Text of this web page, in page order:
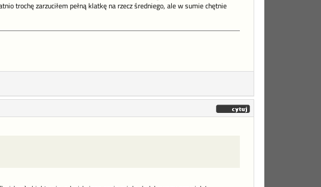
trochę zarzuciłem pełną klatkę na rzecz średniego, ale w sumie chętnie